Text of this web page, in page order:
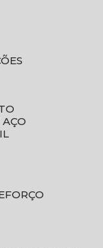
AÇO